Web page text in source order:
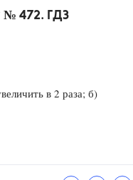
№ 472. ГДЗ
в 2 раза; б)